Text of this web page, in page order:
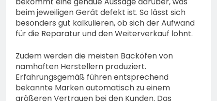
beim jeweiligen Gerät defekt ist. So lässt sich
besonders gut kalkulieren, ob sich der Aufwand
für die Reparatur und den Weiterverkauf lohnt.
Zudem werden die meisten Backöfen von
namhaften Herstellern produziert.
Erfahrungsgemäß führen entsprechend
bekannte Marken automatisch zu einem
größeren Vertrauen bei den Kunden. Das